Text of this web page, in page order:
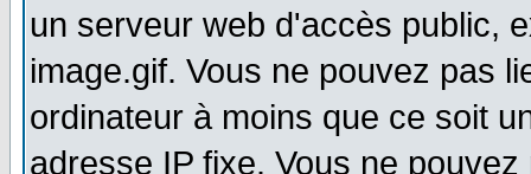
un serveur web d'accès public,
image.gif. Vous ne pouvez pas
ordinateur à moins que ce soit
adresse IP fixe. Vous ne